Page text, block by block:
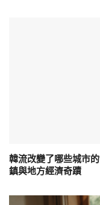
韓流改變了哪些城市
鎮與地方經濟奇蹟